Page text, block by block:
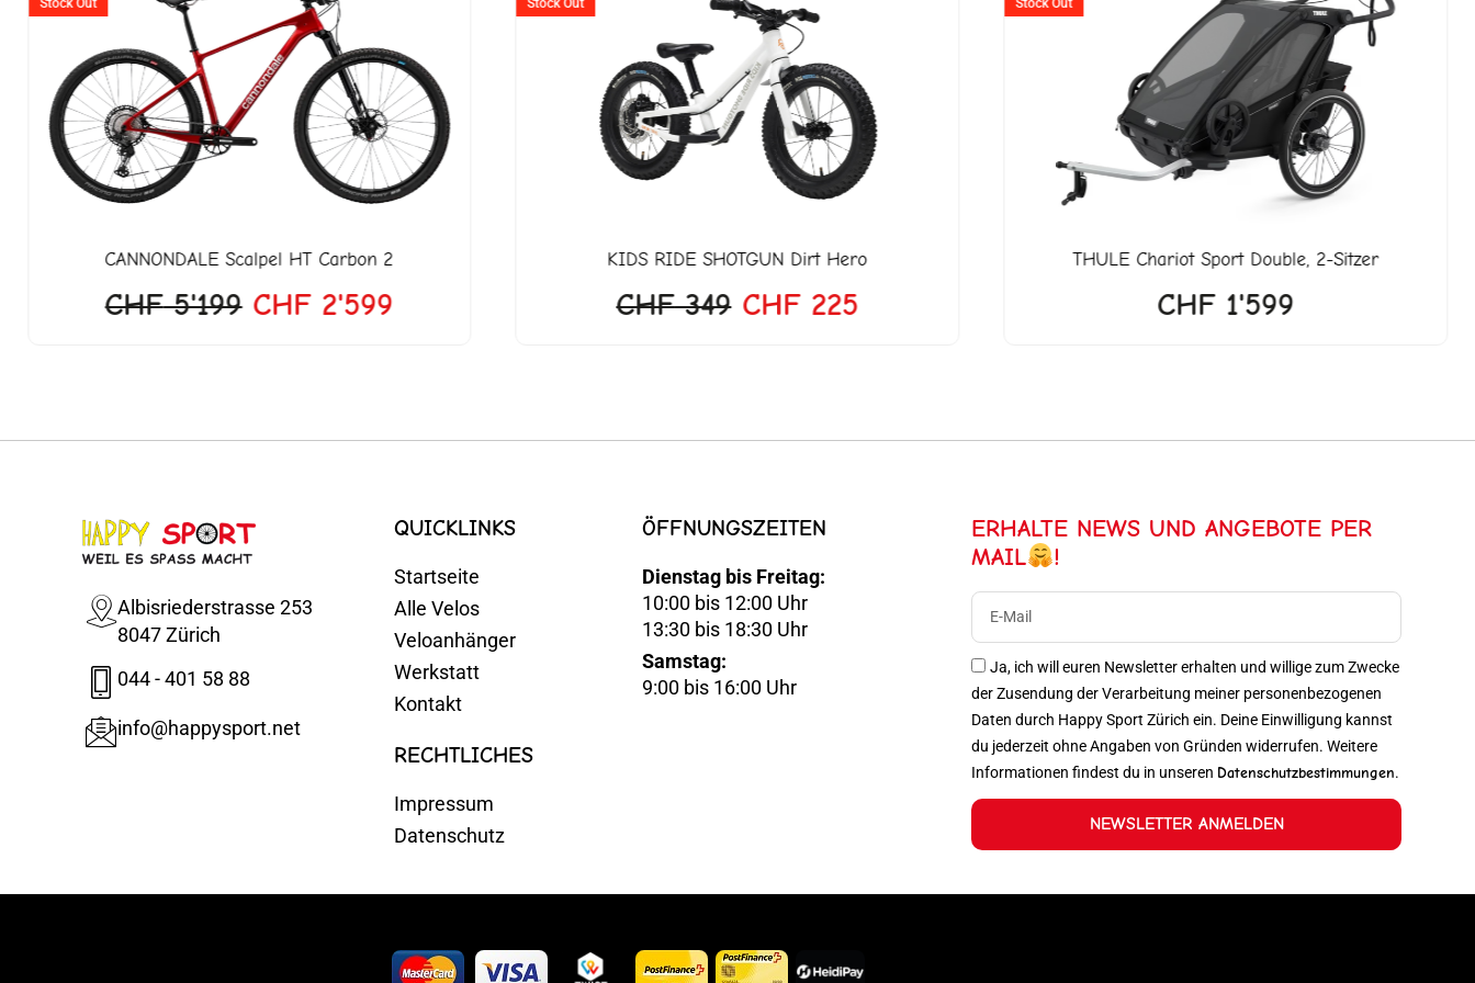
CANNONDALEScalpel HT Carbon 2
CHF5'199
Preis
war:
CHF 5'199
CHF2'599
ist:
CHF 2'599.
KIDS RIDE SHOTGUN Dirt Hero
CHF349
Preis
war:
CHF 349
CHF225
CHF 225.
THULEChariot Sport Double, 2-Sitzer
CHF1'599
Albisriederstrasse 253
8047 Zürich
044 - 401 58 88
info@happysport.net
QUICKLINKS
Startseite
Alle Velos
Veloanhänger
Werkstatt
Kontakt
RECHTLICHES
Impressum
Datenschutz
ÖFFNUNGSZEITEN
Dienstag bis Freitag:
10:00 bis 12:00 Uhr
13:30 bis 18:30 Uhr
Samstag:
9:00 bis 16:00 Uhr
ERHALTE NEWS UND ANGEBOTE PER
MAIL
!
Ja, ich will euren Newsletter erhalten und willige zum Zwecke
der Zusendung der Verarbeitung meiner personenbezogenen
Daten durch Happy Sport Zürich ein. Deine Einwilligung kannst
du jederzeit ohne Angaben von Gründen widerrufen. Weitere
Informationen findest du in unseren Datenschutzbestimmungen.
NEWSLETTER ANMELDEN